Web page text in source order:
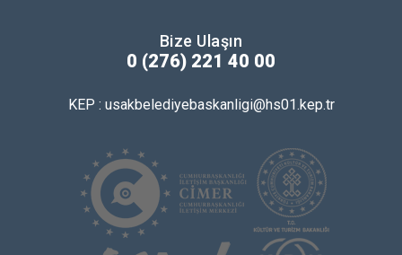
Bize Ulaşın
0 (276) 221 40 00
KEP : usakbelediyebaskanligi@hs01.kep.tr